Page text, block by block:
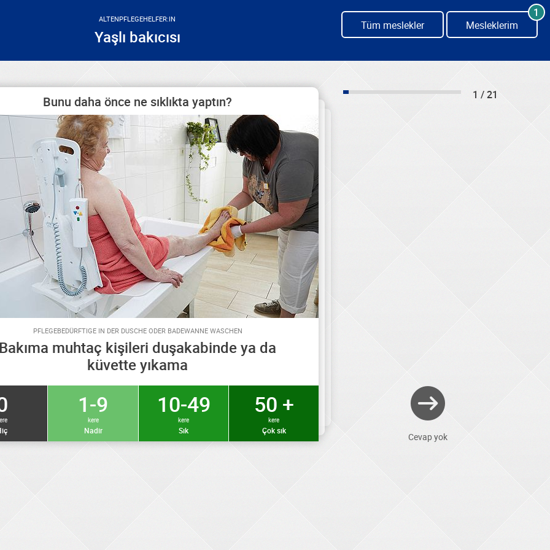
ALTENPFLEGEHELFER:IN
Yaşlı bakıcısı
Tüm meslekler Mesleklerim
1
Bunu daha önce ne sıklıkta yaptın?
PFLEGEBEDÜRFTIGE IN DER DUSCHE ODER BADEWANNE WASCHEN
muhtaç kişileri duşakabinde ya da
küvette yıkama
1-9
kere
Nadir
10-49
kere
Sık
50 +
kere
Çok sık
1 / 21
Cevap yok